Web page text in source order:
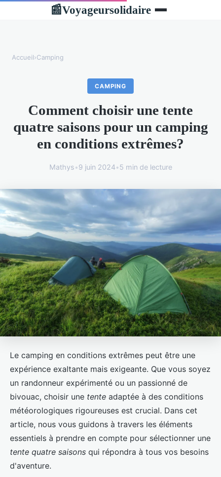
📰Voyageursolidaire
Accueil›Camping
CAMPING
Comment choisir une tente
quatre saisons pour un camping
en conditions extrêmes?
Mathys•9 juin 2024•5 min de lecture
Le camping en conditions extrêmes peut être une
expérience exaltante mais exigeante. Que vous soyez
un randonneur expérimenté ou un passionné de
bivouac, choisir une tente adaptée à des conditions
météorologiques rigoureuses est crucial. Dans cet
article, nous vous guidons à travers les éléments
essentiels à prendre en compte pour sélectionner une
tente quatre saisons qui répondra à tous vos besoins
d'aventure.